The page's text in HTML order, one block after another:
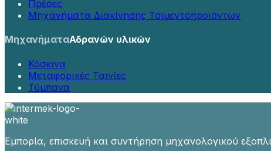
Πρέσες
Μηχανήματα Διακίνησης Τσιμεντοπροϊόντων
ΜηχανήματαΑδρανών υλικών
Κόσκινα
Μεταφορικές Ταινίες
Τύμπανα
Εμπορία, επισκευή και συντήρηση μηχανολογικού